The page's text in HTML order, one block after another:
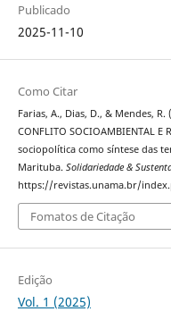
Publicado
2025-11-10
Como Citar
Farias, A., Dias, D., & Mendes, R.
CONFLITO SOCIOAMBIENTAL E
sociopolítica como síntese das
Marituba. Solidariedade &
https://revistas.unama.br/
Fomatos de Citação
Edição
Vol. 1 (2025)